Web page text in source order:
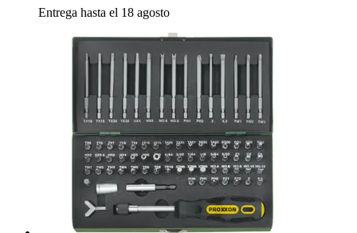
Entrega hasta el 18 agosto